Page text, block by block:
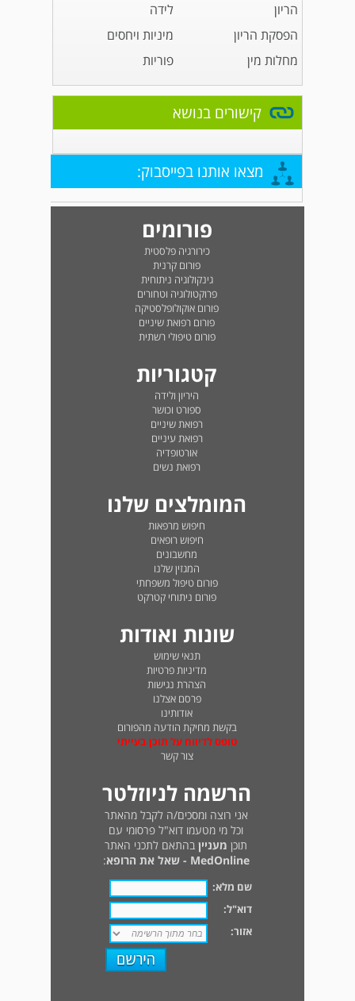
הריון
לידה
הפסקת הריון
מיניות ויחסים
מחלות מין
פוריות
קישורים בנושא
מצאו אותנו בפייסבוק:
פורומים
כירורגיה פלסטית
פורום קרנית
גינקולוגיה ניתוחית
פרוקטולוגיה וטחורים
פורום אוקולופלסטיקה
פורום רפואת שיניים
פורום טיפולי רשתית
קטגוריות
היריון ולידה
ספורט וכושר
רפואת שיניים
רפואת עיניים
אורטופדיה
רפואת נשים
המומלצים שלנו
חיפוש מרפאות
חיפוש רופאים
מחשבונים
המגזין שלנו
פורום טיפול משפחתי
פורום ניתוחי קטרקט
שונות ואודות
תנאי שימוש
מדיניות פרטיות
הצהרת נגישות
פרסם אצלנו
אודותינו
בקשת מחיקת הודעה מהפורום
טופס לדיווח על תוכן בעייתי
צור קשר
הרשמה לניוזלטר
אני רוצה ומסכים/ה לקבל מהאתר
וכל מי מטעמו דוא"ל פרסומי עם
תוכן מעניין בהתאם לתכני האתר
MedOnline - שאל את הרופא
:
שם מלא:
דוא"ל:
אזור: